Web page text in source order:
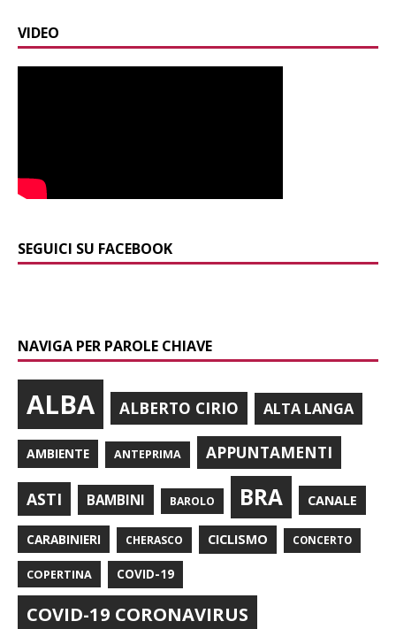
VIDEO
SEGUICI SU FACEBOOK
NAVIGA PER PAROLE CHIAVE
ALBA ALBERTO CIRIO ALTA LANGA
AMBIENTE ANTEPRIMA APPUNTAMENTI
ASTI BAMBINI BAROLO BRA CANALE
CARABINIERI CHERASCO CICLISMO CONCERTO
COPERTINA COVID-19
COVID-19 CORONAVIRUS